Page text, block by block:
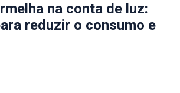
na conta de luz:
reduzir o consumo e